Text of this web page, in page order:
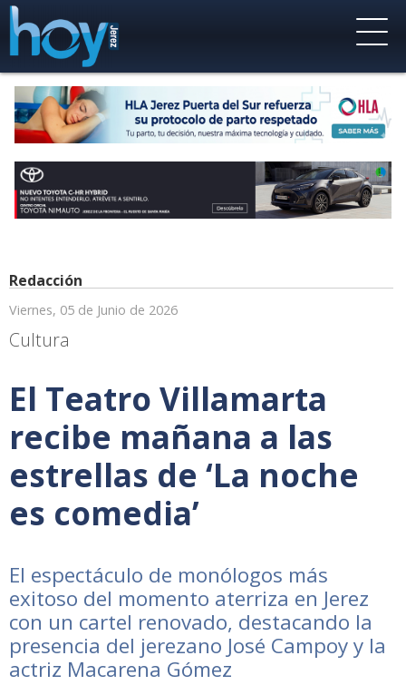
Redacción
Viernes, 05 de Junio de 2026
Cultura
El Teatro Villamarta
recibe mañana a las
estrellas de ‘La noche
es comedia’
El espectáculo de monólogos más
exitoso del momento aterriza en Jerez
con un cartel renovado, destacando la
presencia del jerezano José Campoy y la
actriz Macarena Gómez